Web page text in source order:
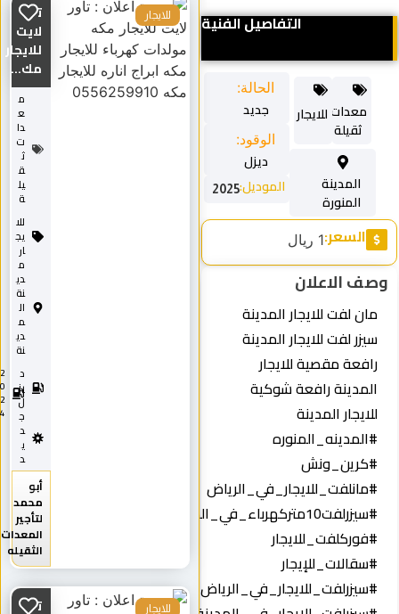
التفاصيل الفنية
الحالة:
جديد
الوقود:
ديزل
الموديل:2025
المدينة
المنورة
معدات
ثقيلة
للايجار
السعر:1 ريال
وصف الاعلان
مان لفت للايجار المدينة
سيزر لفت للايجار المدينة
رافعة مقصية للايجار
المدينة رافعة شوكية
للايجار المدينة
#المدينه_المنوره
#كرين_ونش
#مانلفت_للايجار_في_الرياض
#سيزرلفت10متركهرباء_في_المدينة
#فوركلفت_للايجار
#سقالات_للإيجار
#سيزرلفت_للايجار_في_الرياض
تاور
لايت
للايجار
مك...
م
ع
دا
ت
ث
ق
يل
ة
للا
يج
ار
م
دي
نة
ال
م
دي
نة
د
يز
ل
ج
د
ي
د
2
0
2
4
أبو
محمد
لتأجير
المعدات
الثقيله
للايجار
تاور
للايجار